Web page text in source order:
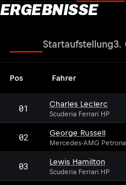
ERGEBNISSE
Startaufstellung3.
Pos Fahrer
01 Charles Leclerc
Scuderia Ferrari HP
02 George Russell
Mercedes-AMG
03 Lewis Hamilton
Scuderia Ferrari HP